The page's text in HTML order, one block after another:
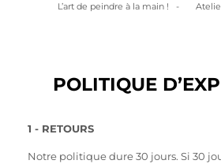
L’art de peindre à la main ! - Atelier
POLITIQUE
1 - RETOURS
Notre politique dure 30 jours. Si 30